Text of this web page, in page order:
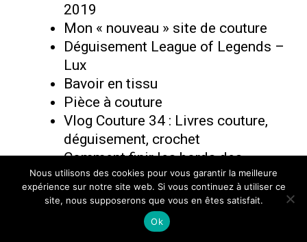
2019
Mon « nouveau » site de couture
Déguisement League of Legends –
Lux
Bavoir en tissu
Pièce à couture
Vlog Couture 34 : Livres couture,
déguisement, crochet
Comment finir les bords des
vêtements (encolure, poignets…)
Magazine Ottobre enfant été 2019
Haut à manches chauve-souris –
Nous utilisons des cookies pour vous garantir la meilleure
expérience sur notre site web. Si vous continuez à utiliser ce
site, nous supposerons que vous en êtes satisfait.
Ok